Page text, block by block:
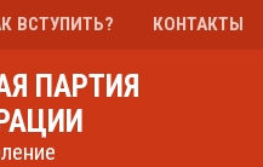
ВСТУПИТЬ? КОНТАКТЫ
ПАРТИЯ